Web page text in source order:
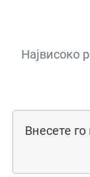
Највисоко